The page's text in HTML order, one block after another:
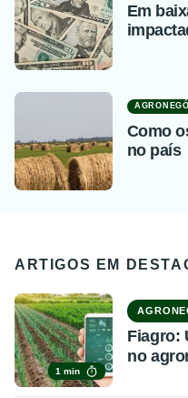
Em
Como
no país
ARTIGOS EM
1 min
Fiagro:
no